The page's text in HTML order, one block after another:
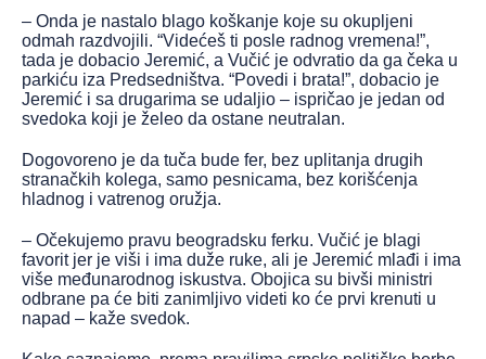
– Onda je nastalo blago koškanje koje su okupljeni
odmah razdvojili. “Videćeš ti posle radnog vremena!”,
tada je dobacio Jeremić, a Vučić je odvratio da ga čeka u
parkiću iza Predsedništva. “Povedi i brata!”, dobacio je
Jeremić i sa drugarima se udaljio – ispričao je jedan od
svedoka koji je želeo da ostane neutralan.
Dogovoreno je da tuča bude fer, bez uplitanja drugih
stranačkih kolega, samo pesnicama, bez korišćenja
hladnog i vatrenog oružja.
– Očekujemo pravu beogradsku ferku. Vučić je blagi
favorit jer je viši i ima duže ruke, ali je Jeremić mlađi i ima
više međunarodnog iskustva. Obojica su bivši ministri
odbrane pa će biti zanimljivo videti ko će prvi krenuti u
napad – kaže svedok.